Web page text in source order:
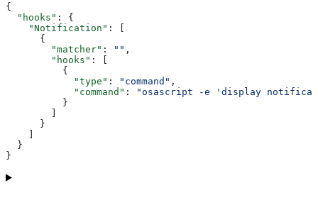
{
  "hooks"
: {
    "Notification"
: [
      {
        "matcher"
: "" ,
        "hooks"
: [
          {
            "type"
: "command" ,
            "command"
:
"osascript -e 'display
          }
      }
  }
}